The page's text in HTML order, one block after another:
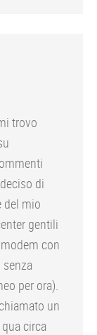
trovo
di
del mio
gentili
con
senza
per ora).
un
circa